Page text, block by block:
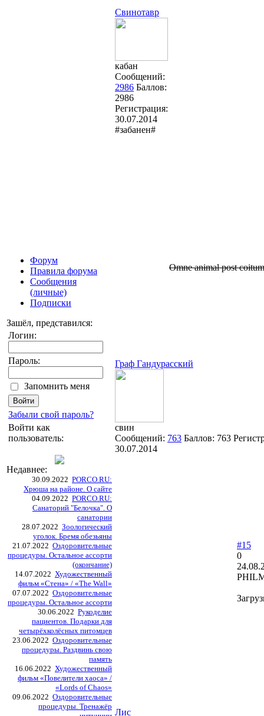
Форум
Правила форума
Сообщения
(личные)
Подписки
Зашёл, представился:
Логин:
Пароль:
Запомнить меня
Забыли свой пароль?
Войти как
пользователь:
Недавнее:
30.09.2022 PORCO.RU:
Хрюша на районе. О сайте
04.09.2022 PORCO.RU:
Санаторий "Белочка". О
санатории
28.07.2022 Зоологический
уголок. Бремя обезьяны
21.07.2022 Оздоровительные
процедуры. Остальное ассорти
(окончание)
14.07.2022 Художественный
фильм «Стена» / «The Wall»
07.07.2022 Оздоровительные
процедуры. Остальное ассорти
30.06.2022 Рукоделие
пациентов. Подарки для
четырёхколёсных питомцев
23.06.2022 Оздоровительные
процедуры. Раздвинь свою
память
16.06.2022 Художественный
фильм «Повелители хаоса» /
«Lords of Chaos»
09.06.2022 Оздоровительные
процедуры. Тренажёр
Свинотавр
кабан
Сообщений:
2986 Баллов:
2986
Регистрация:
30.07.2014
#забанен#
Omne animal post
Граф Гандурасский
свин
Сообщений: 763 Баллов: 763
30.07.2014
Лис
#15
0